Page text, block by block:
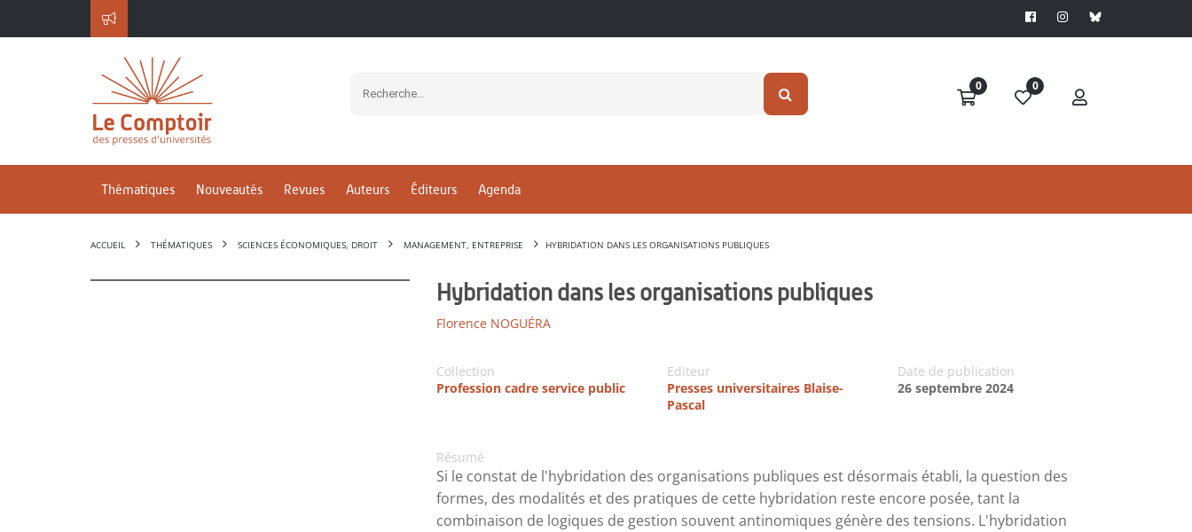
0 0
Thématiques Nouveautés Revues Auteurs Éditeurs Agenda
ACCUEIL THÉMATIQUES SCIENCES ÉCONOMIQUES, DROIT MANAGEMENT, ENTREPRISE HYBRIDATION DANS LES ORGANISATIONS PUBLIQUES
Hybridation dans les organisations publiques
Florence NOGUÉRA
Collection
Profession cadre service public
Editeur
Presses universitaires Blaise-
Pascal
Date de publication
26 septembre 2024
Résumé
Si le constat de l'hybridation des organisations publiques est désormais établi, la question des
formes, des modalités et des pratiques de cette hybridation reste encore posée, tant la
combinaison de logiques de gestion souvent antinomiques génère des tensions. L'hybridation